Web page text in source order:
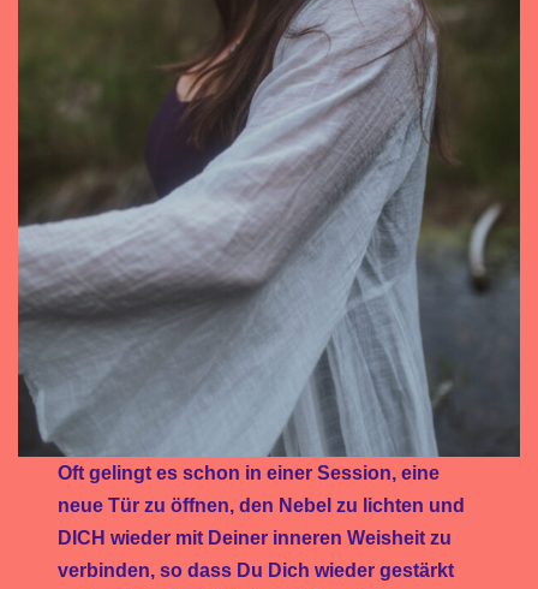
Oft gelingt es schon in einer Session, eine
neue Tür zu öffnen, den Nebel zu lichten und
DICH wieder mit Deiner inneren Weisheit zu
verbinden, so dass Du Dich wieder gestärkt